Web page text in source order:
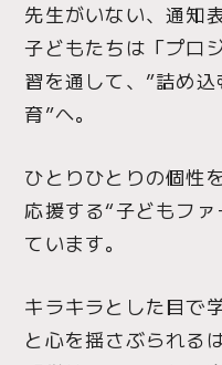
先生がいない、通知
子どもたちは「プロ
習を通して、”詰め
育”へ。
ひとりひとりの個性
応援する“子どもフ
ています。
キラキラとした目で
と心を揺さぶられるは